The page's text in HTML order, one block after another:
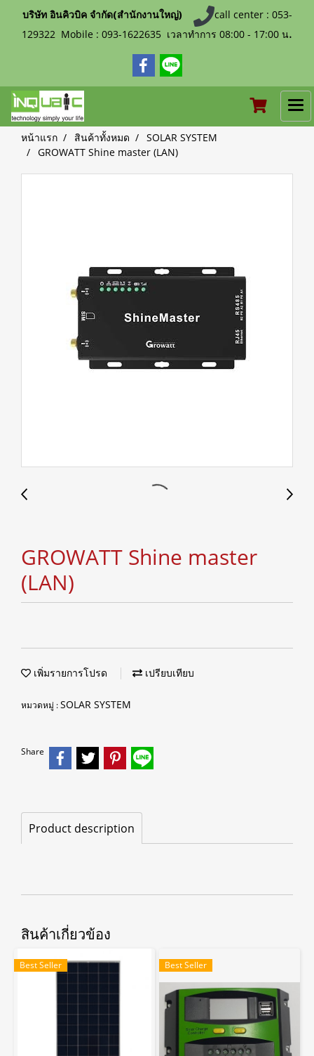
บริษัท อินคิวบิค จำกัด(สำนักงานใหญ่)
call center : 053-
129322 Mobile : 093-1622635 เวลาทำการ 08:00 - 17:00 น.
หน้าแรก สินค้าทั้งหมด
SOLAR SYSTEM
GROWATT Shine master (LAN)
GROWATT Shine master
(LAN)
เพิ่มรายการโปรด เปรียบเทียบ
หมวดหมู่ :SOLAR SYSTEM
Share
Product description
สินค้าเกี่ยวข้อง
Best Seller Best Seller